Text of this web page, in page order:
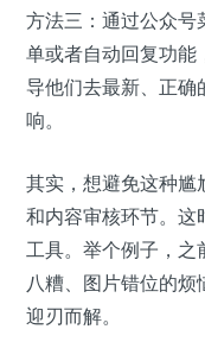
方法三：通过公众号
单或者自动回复功能
导他们去最新、正确
响。
其实，想避免这种尴
和内容审核环节。这
工具。举个例子，之
八糟、图片错位的
迎刃而解。